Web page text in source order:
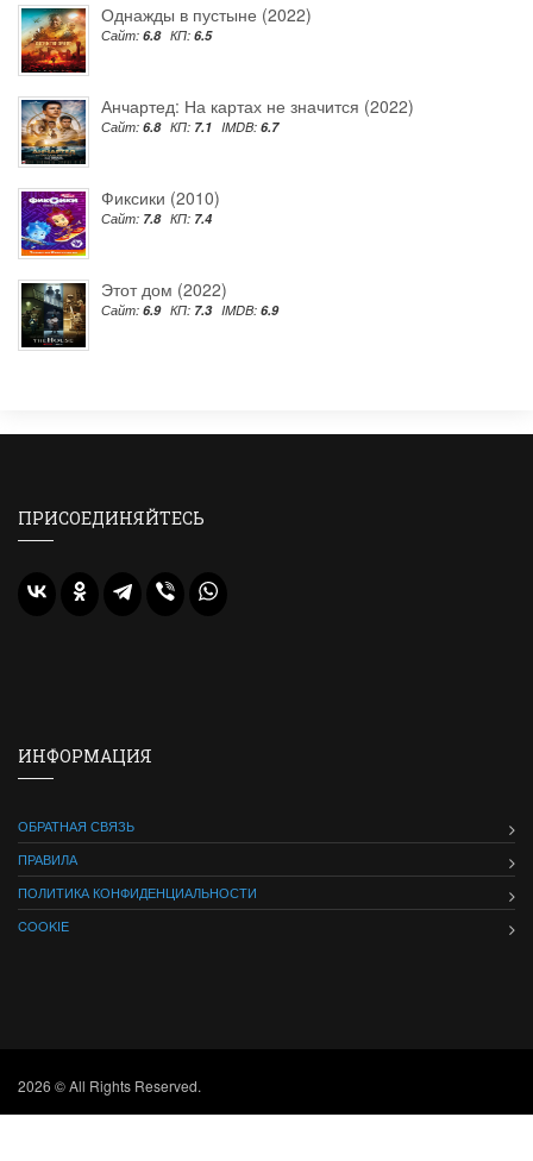
Однажды в пустыне (2022)
Сайт: 6.8 КП: 6.5
Анчартед: На картах не значится (2022)
Сайт: 6.8 КП: 7.1 IMDB: 6.7
Фиксики (2010)
Сайт: 7.8 КП: 7.4
Этот дом (2022)
Сайт: 6.9 КП: 7.3 IMDB: 6.9
ПРИСОЕДИНЯЙТЕСЬ
ИНФОРМАЦИЯ
ОБРАТНАЯ СВЯЗЬ
ПРАВИЛА
ПОЛИТИКА КОНФИДЕНЦИАЛЬНОСТИ
COOKIE
2026 © All Rights Reserved.